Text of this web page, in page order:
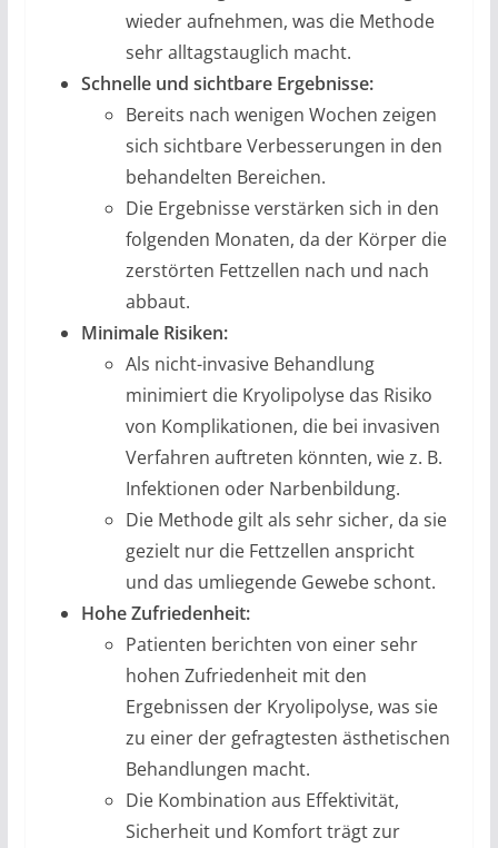
wieder aufnehmen, was die Methode
sehr alltagstauglich macht.
Schnelle und sichtbare Ergebnisse:
Bereits nach wenigen Wochen zeigen
sich sichtbare Verbesserungen in den
behandelten Bereichen.
Die Ergebnisse verstärken sich in den
folgenden Monaten, da der Körper die
zerstörten Fettzellen nach und nach
abbaut.
Minimale Risiken:
Als nicht-invasive Behandlung
minimiert die Kryolipolyse das Risiko
von Komplikationen, die bei invasiven
Verfahren auftreten könnten, wie z. B.
Infektionen oder Narbenbildung.
Die Methode gilt als sehr sicher, da sie
gezielt nur die Fettzellen anspricht
und das umliegende Gewebe schont.
Hohe Zufriedenheit:
Patienten berichten von einer sehr
hohen Zufriedenheit mit den
Ergebnissen der Kryolipolyse, was sie
zu einer der gefragtesten ästhetischen
Behandlungen macht.
Die Kombination aus Effektivität,
Sicherheit und Komfort trägt zur